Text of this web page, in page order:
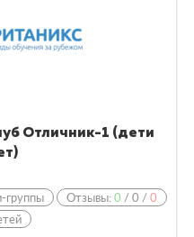
Отличник-1 (дети
группы Отзывы:0 /0 /0